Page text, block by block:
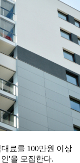
료를 100만원 이상
'을 모집한다.